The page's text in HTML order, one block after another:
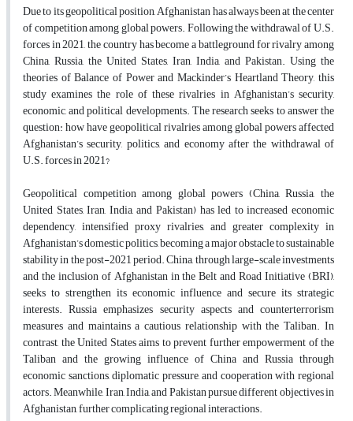
Due to its geopolitical position, Afghanistan has always been at the center
of competition among global powers. Following the withdrawal of U.S.
forces in 2021, the country has become a battleground for rivalry among
China, Russia, the United States, Iran, India, and Pakistan. Using the
theories of Balance of Power and Mackinder’s Heartland Theory, this
study examines the role of these rivalries in Afghanistan’s security,
economic, and political developments. The research seeks to answer the
question: how have geopolitical rivalries among global powers affected
Afghanistan’s security, politics, and economy after the withdrawal of
U.S. forces in 2021?
Geopolitical competition among global powers (China, Russia, the
United States, Iran, India, and Pakistan) has led to increased economic
dependency, intensified proxy rivalries, and greater complexity in
Afghanistan’s domestic politics, becoming a major obstacle to sustainable
stability in the post-2021 period. China, through large-scale investments
and the inclusion of Afghanistan in the Belt and Road Initiative (BRI),
seeks to strengthen its economic influence and secure its strategic
interests. Russia emphasizes security aspects and counterterrorism
measures and maintains a cautious relationship with the Taliban. In
contrast, the United States aims to prevent further empowerment of the
Taliban and the growing influence of China and Russia through
economic sanctions, diplomatic pressure, and cooperation with regional
actors. Meanwhile, Iran, India, and Pakistan pursue different objectives in
Afghanistan, further complicating regional interactions.